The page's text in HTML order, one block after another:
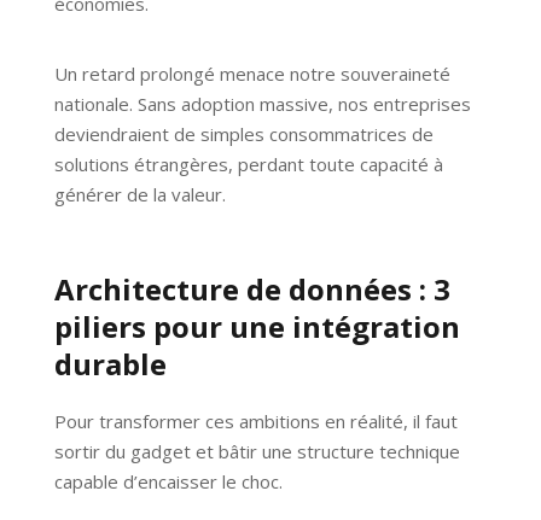
Un retard prolongé menace notre souveraineté
nationale. Sans adoption massive, nos entreprises
deviendraient de simples consommatrices de
solutions étrangères, perdant toute capacité à
générer de la valeur.
Architecture de données : 3
piliers pour une intégration
durable
Pour transformer ces ambitions en réalité, il faut
sortir du gadget et bâtir une structure technique
capable d’encaisser le choc.